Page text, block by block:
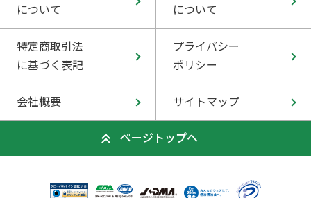
について
について
特定商取引法
に基づく表記
プライバシー
ポリシー
会社概要 サイトマップ
ページトップへ